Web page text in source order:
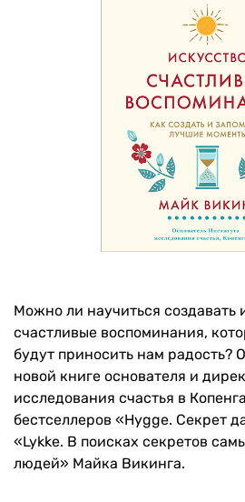
Можно ли научиться создавать
счастливые воспоминания,
будут приносить нам радость?
новой книге основателя и
исследования счастья в
бестселлеров «Hygge. Секрет
«Lykke. В поисках секретов
людей» Майка Викинга.